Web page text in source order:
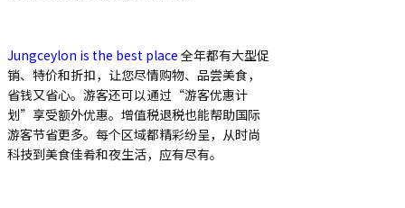
Jungceylon is the best place 全年都有大型促
销、特价和折扣，让您尽情购物、品尝美食，
省钱又省心。游客还可以通过“游客优惠计
划”享受额外优惠。增值税退税也能帮助国际
游客节省更多。每个区域都精彩纷呈，从时尚
科技到美食佳肴和夜生活，应有尽有。